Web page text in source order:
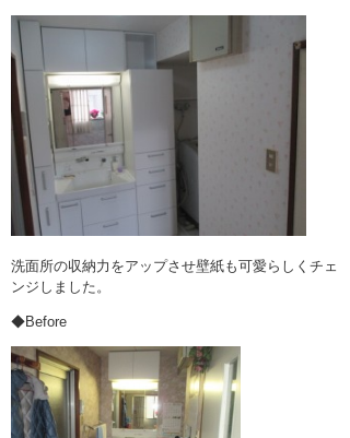
洗面所の収納力をアップさせ壁紙も可愛らしくチェ
ンジしました。
◆Before